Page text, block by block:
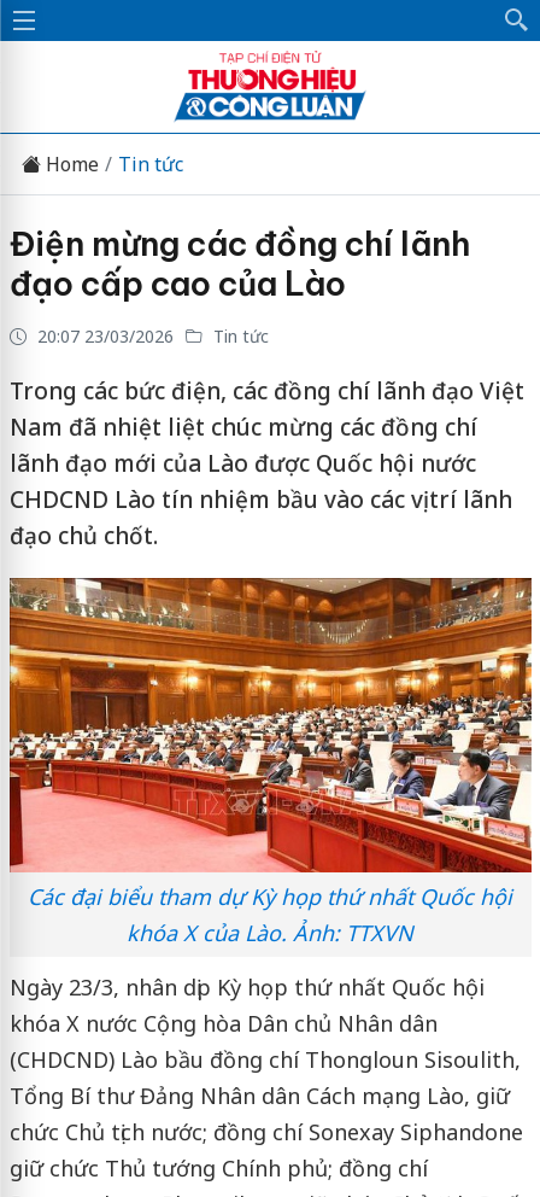
Home Tin tức
Điện mừng các đồng chí lãnh
đạo cấp cao của Lào
20:07 23/03/2026 Tin tức
Trong các bức điện, các đồng chí lãnh đạo Việt
Nam đã nhiệt liệt chúc mừng các đồng chí
lãnh đạo mới của Lào được Quốc hội nước
CHDCND Lào tín nhiệm bầu vào các vị trí lãnh
đạo chủ chốt.
Các đại biểu tham dự Kỳ họp thứ nhất Quốc hội
khóa X của Lào. Ảnh: TTXVN
Ngày 23/3, nhân dịp Kỳ họp thứ nhất Quốc hội
khóa X nước Cộng hòa Dân chủ Nhân dân
(CHDCND) Lào bầu đồng chí Thongloun Sisoulith,
Tổng Bí thư Đảng Nhân dân Cách mạng Lào, giữ
chức Chủ tịch nước; đồng chí Sonexay Siphandone
giữ chức Thủ tướng Chính phủ; đồng chí